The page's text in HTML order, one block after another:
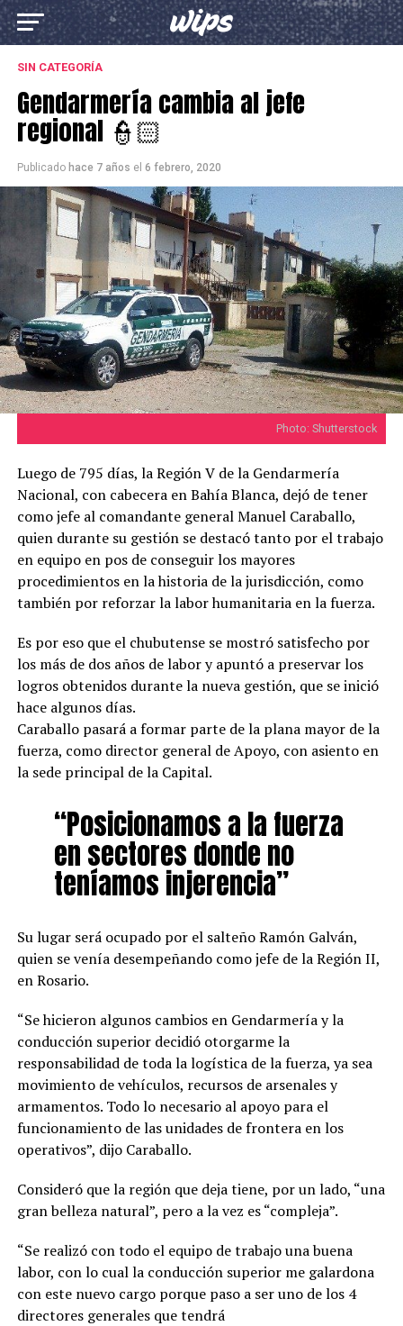
SIN CATEGORÍA
Gendarmería cambia al jefe
regional 👮🏻
Publicado hace 7 años el 6 febrero, 2020
Photo: Shutterstock
Luego de 795 días, la Región V de la Gendarmería
Nacional, con cabecera en Bahía Blanca, dejó de tener
como jefe al comandante general Manuel Caraballo,
quien durante su gestión se destacó tanto por el trabajo
en equipo en pos de conseguir los mayores
procedimientos en la historia de la jurisdicción, como
también por reforzar la labor humanitaria en la fuerza.
Es por eso que el chubutense se mostró satisfecho por
los más de dos años de labor y apuntó a preservar los
logros obtenidos durante la nueva gestión, que se inició
hace algunos días.
Caraballo pasará a formar parte de la plana mayor de la
fuerza, como director general de Apoyo, con asiento en
la sede principal de la Capital.
“Posicionamos a la fuerza
en sectores donde no
teníamos injerencia”
Su lugar será ocupado por el salteño Ramón Galván,
quien se venía desempeñando como jefe de la Región II,
en Rosario.
“Se hicieron algunos cambios en Gendarmería y la
conducción superior decidió otorgarme la
responsabilidad de toda la logística de la fuerza, ya sea
movimiento de vehículos, recursos de arsenales y
armamentos. Todo lo necesario al apoyo para el
funcionamiento de las unidades de frontera en los
operativos”, dijo Caraballo.
Consideró que la región que deja tiene, por un lado, “una
gran belleza natural”, pero a la vez es “compleja”.
“Se realizó con todo el equipo de trabajo una buena
labor, con lo cual la conducción superior me galardona
con este nuevo cargo porque paso a ser uno de los 4
directores generales que tendrá